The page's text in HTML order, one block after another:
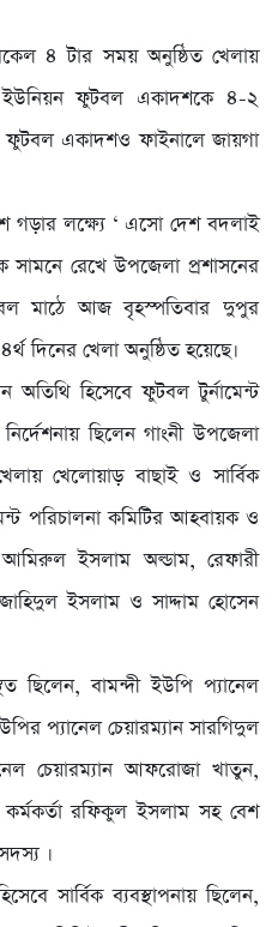
৪ টার সময় অনুষ্ঠিত খেলায়
ইউনিয়ন ফুটবল একাদশকে ৪-২
একাদশও ফাইনালে জায়গা
গড়ার লক্ষ্যে ‘ এসো দেশ বদলাই
সামনে রেখে উপজেলা প্রশাসনের
মাঠে আজ বৃহস্পতিবার দুপুর
দিনের খেলা অনুষ্ঠিত হয়েছে।
অতিথি হিসেবে ফুটবল টুর্নামেন্ট
ছিলেন গাংনী উপজেলা
খেলোয়াড় বাছাই ও সার্বিক
পরিচালনা কমিটির আহবায়ক ও
ইসলাম অল্ডাম, রেফারী
ইসলাম ও সাদ্দাম হোসেন
ছিলেন, বামন্দী ইউপি প্যানেল
প্যানেল চেয়ারম্যান সারগিদুল
চেয়ারম্যান আফরোজা খাতুন,
কর্মকর্তা রফিকুল ইসলাম সহ বেশ
।
সার্বিক ব্যবস্থাপনায় ছিলেন,